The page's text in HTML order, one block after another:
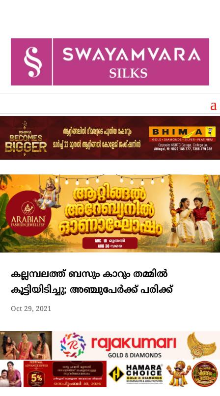
കല്ലമ്പലത്ത് ബസും കാറും തമ്മില്‍
കൂട്ടിയിടിച്ചു; അഞ്ചുപേര്‍ക്ക് പരിക്ക്
Oct 29, 2021